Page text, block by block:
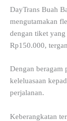
DayTrans Buah
mengutamakan
dengan tiket
Rp150.000,
Dengan beragam
keleluasaan
perjalanan.
Keberangkatan